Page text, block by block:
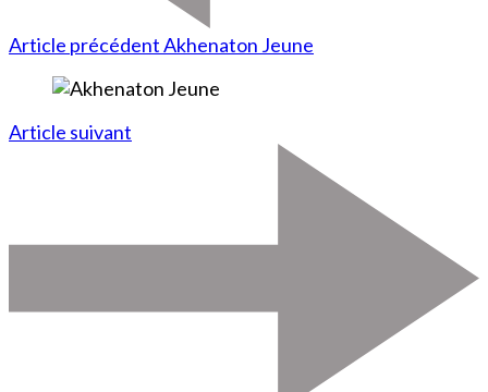
Article précédentAkhenaton Jeune
Article suivant